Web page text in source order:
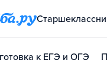
к ЕГЭ и ОГЭ